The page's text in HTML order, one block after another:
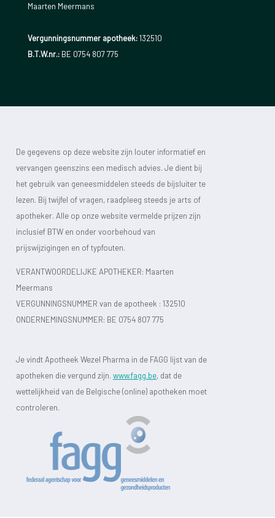
Maarten Meermans
Vergunningsnummer apotheek:132510
B.T.W.nr.:BE 0754 807 775
De gegevens op deze website zijn louter informatief en
vervangen geenszins een medisch advies. Je dient bij
het gebruik van geneesmiddelen steeds de bijsluiter te
lezen. Bij twijfel of vragen, raadpleeg steeds je arts of
apotheker. Alle op onze website vermelde prijzen zijn
inclusief BTW en onder voorbehoud van
prijswijzigingen en of typfouten.
VERANTWOORDELIJKE APOTHEKER: Maarten
Meermans
VERGUNNINGSNUMMER van de apotheek : 132510
ONDERNEMINGSNUMMER: BE 0754 807 775
Je vindt Apotheek Wezel Pharma in de FAGG lijst van de
apotheken die vergund zijn. www.fagg.be, dat de
wettelijkheid van de Belgische (online) apotheken moet
controleren.